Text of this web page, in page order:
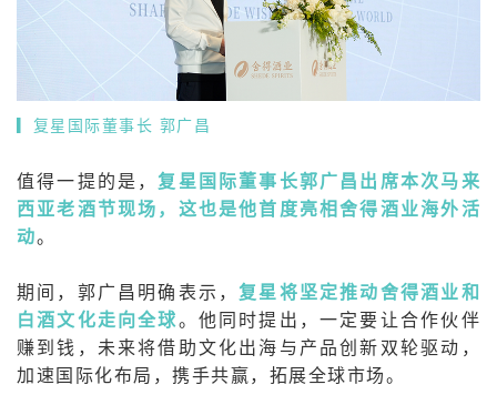
▎ 复星国际董事长 郭广昌
值得一提的是， 复星国际董事长郭广昌出席本次马来
西亚老酒节现场，这也是他首度亮相舍得酒业海外活
动。
期间，郭广昌明确表示， 复星将坚定推动舍得酒业和
白酒文化走向全球。他同时提出，一定要让合作伙伴
赚到钱，未来将借助文化出海与产品创新双轮驱动，
加速国际化布局，携手共赢，拓展全球市场。